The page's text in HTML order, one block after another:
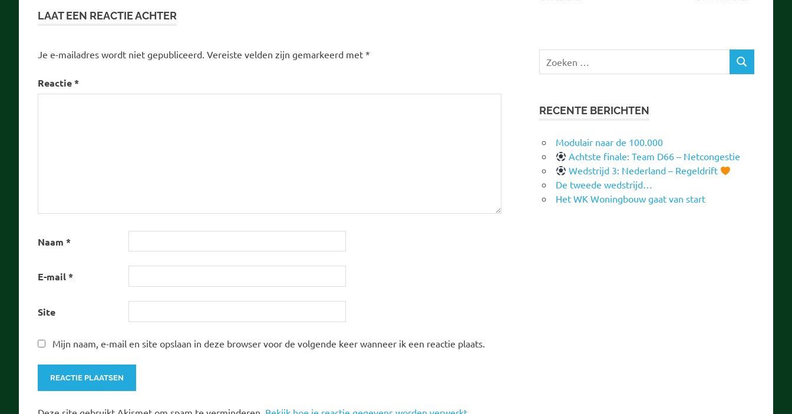
LAAT EEN REACTIE ACHTER
Je e-mailadres wordt niet gepubliceerd. Vereiste velden zijn gemarkeerd met *
Reactie*
Naam *
E-mail*
Site
Mijn naam, e-mail en site opslaan in deze browser voor de volgende keer wanneer ik een reactie plaats.
naar:
ZOEKEN
RECENTE BERICHTEN
Modulair naar de 100.000
Achtste finale: Team D66 – Netcongestie
Wedstrijd 3: Nederland – Regeldrift
De tweede wedstrijd…
Het WK Woningbouw gaat van start